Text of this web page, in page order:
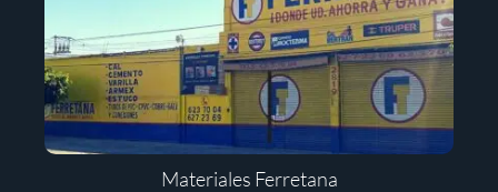
Materiales Ferretana